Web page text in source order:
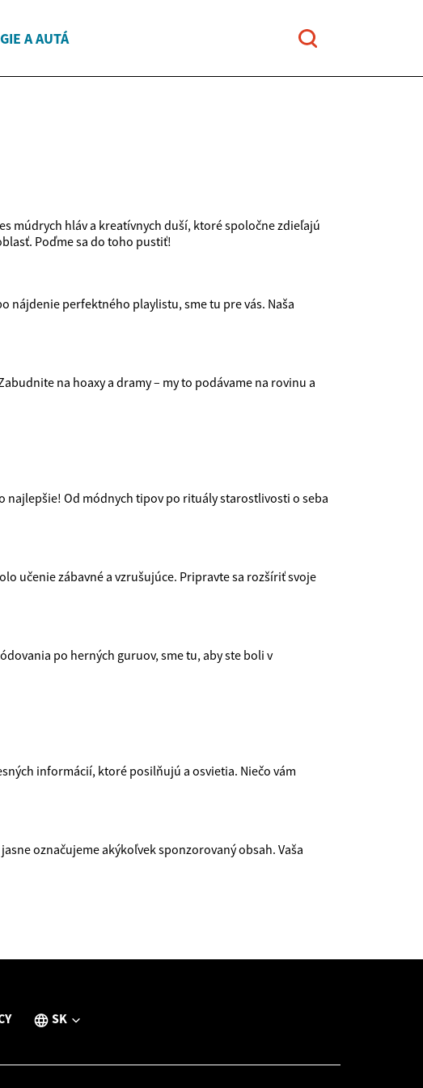
A AUTÁ
múdrych hláv a kreatívnych duší, ktoré spoločne zdieľajú
Poďme sa do toho pustiť!
nájdenie perfektného playlistu, sme tu pre vás. Naša
na hoaxy a dramy – my to podávame na rovinu a
najlepšie! Od módnych tipov po rituály starostlivosti o seba
učenie zábavné a vzrušujúce. Pripravte sa rozšíriť svoje
po herných guruov, sme tu, aby ste boli v
informácií, ktoré posilňujú a osvietia. Niečo vám
označujeme akýkoľvek sponzorovaný obsah. Vaša
SK